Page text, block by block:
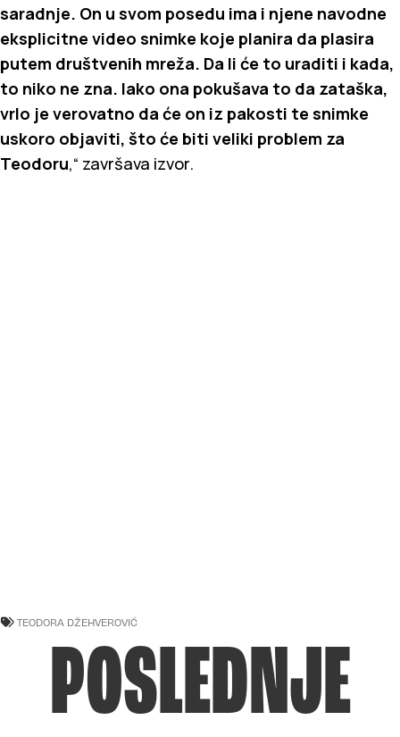
saradnje. On u svom posedu ima i njene navodne
eksplicitne video snimke koje planira da plasira
putem društvenih mreža. Da li će to uraditi i kada,
to niko ne zna. Iako ona pokušava to da zataška,
vrlo je verovatno da će on iz pakosti te snimke
uskoro objaviti, što će biti veliki problem za
Teodoru,“ završava izvor.
TEODORA DŽEHVEROVIĆ
POSLEDNJE